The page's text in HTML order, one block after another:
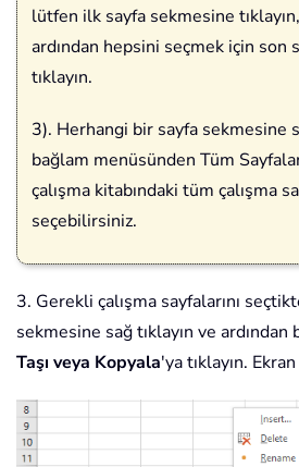
lütfen ilk sayfa sekmesine tıklayın,
ardından hepsini seçmek için son
tıklayın.
3). Herhangi bir sayfa sekmesine
bağlam menüsünden Tüm
çalışma kitabındaki tüm çalışma
seçebilirsiniz.
3. Gerekli çalışma sayfalarını
sekmesine sağ tıklayın ve
Taşı veya Kopyala'ya tıklayın.